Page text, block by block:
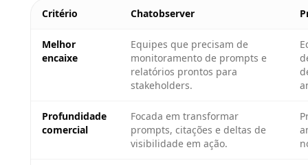
Critério Chatobserver
Melhor
encaixe
Equipes que precisam de
monitoramento de prompts e
relatórios prontos para
stakeholders.
Profundidade
comercial
Focada em transformar
prompts, citações e deltas de
visibilidade em ação.